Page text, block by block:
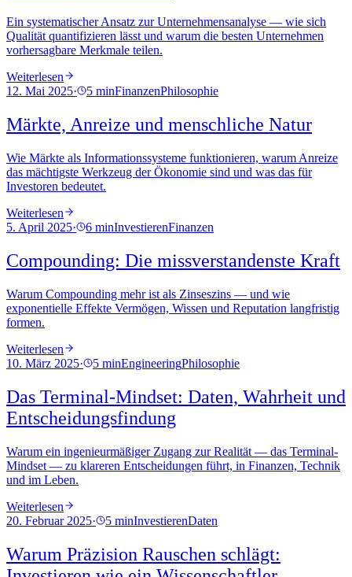
Ein systematischer Ansatz zur Unternehmensanalyse — wie sich
Qualität quantifizieren lässt und warum die besten Unternehmen
vorhersagbare Merkmale teilen.
Weiterlesen
12. Mai 2025· 5 minFinanzenPhilosophie
Märkte, Anreize und menschliche Natur
Wie Märkte als Informationssysteme funktionieren, warum Anreize
das mächtigste Werkzeug der Ökonomie sind und was das für
Investoren bedeutet.
Weiterlesen
5. April 2025· 6 minInvestierenFinanzen
Compounding: Die missverstandenste Kraft
Warum Compounding mehr ist als Zinseszins — und wie
exponentielle Effekte Vermögen, Wissen und Reputation langfristig
formen.
Weiterlesen
10. März 2025· 5 minEngineeringPhilosophie
Das Terminal-Mindset: Daten, Wahrheit und
Entscheidungsfindung
Warum ein ingenieurmäßiger Zugang zur Realität — das Terminal-
Mindset — zu klareren Entscheidungen führt, in Finanzen, Technik
und im Leben.
Weiterlesen
20. Februar 2025· 5 minInvestierenDaten
Warum Präzision Rauschen schlägt: